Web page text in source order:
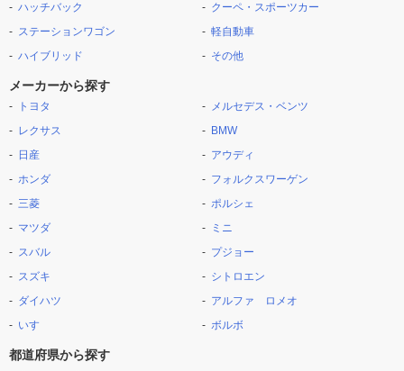
ハッチバック
ステーションワゴン
ハイブリッド
クーペ・スポーツカー
軽自動車
その他
メーカーから探す
トヨタ
レクサス
日産
ホンダ
三菱
マツダ
スバル
スズキ
ダイハツ
いすゞ
メルセデス・ベンツ
BMW
アウディ
フォルクスワーゲン
ポルシェ
ミニ
プジョー
シトロエン
アルファ ロメオ
ボルボ
都道府県から探す